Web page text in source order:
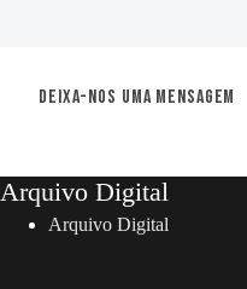
Deixa-nos uma mensagem
Arquivo Digital
Arquivo Digital